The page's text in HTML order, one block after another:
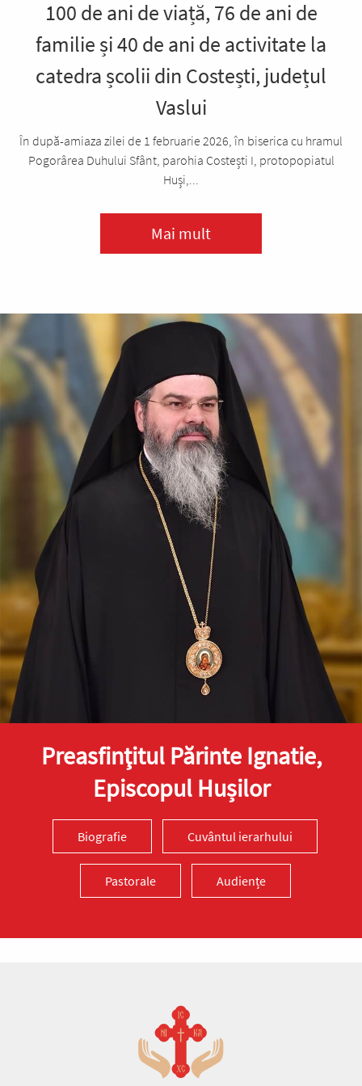
100 de ani de viață, 76 de ani de
familie și 40 de ani de activitate la
catedra școlii din Costești, județul
Vaslui
În după-amiaza zilei de 1 februarie 2026, în biserica cu hramul
Pogorârea Duhului Sfânt, parohia Costești I, protopopiatul
Huși,...
Mai mult
Preasfinţitul Părinte Ignatie,
Episcopul Hușilor
Biografie Cuvântul ierarhului
Pastorale Audiențe